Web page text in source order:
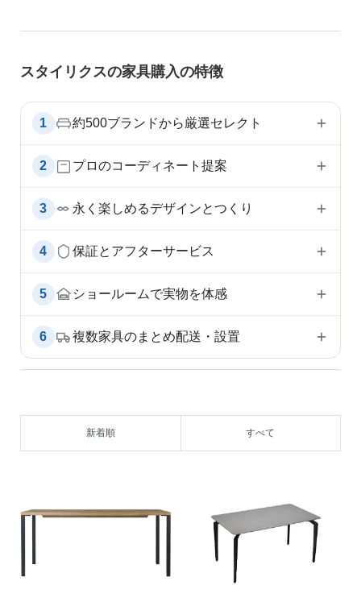
スタイリクスの家具購入の特徴
1 約500ブランドから厳選セレクト
2 プロのコーディネート提案
3 永く楽しめるデザインとつくり
4 保証とアフターサービス
5 ショールームで実物を体感
6 複数家具のまとめ配送・設置
新着順 すべて